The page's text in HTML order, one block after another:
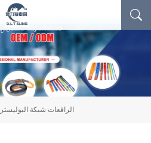
الرافعات شبكة البوليستر